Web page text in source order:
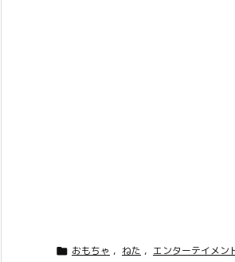
 おもちゃ , ねた , エンターテイメン